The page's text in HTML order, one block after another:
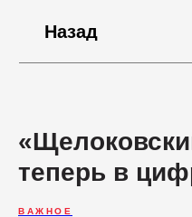
Назад
теперь в
ВАЖНОЕ